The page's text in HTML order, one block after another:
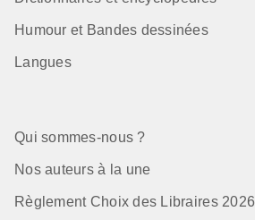
Humour et Bandes dessinées
Langues
Qui sommes-nous ?
Nos auteurs à la une
Règlement Choix des Libraires 2026